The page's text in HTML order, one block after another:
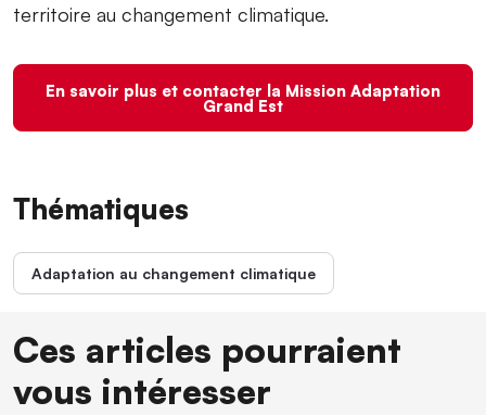
territoire au changement climatique.
En savoir plus et contacter la Mission Adaptation
Grand Est
Thématiques
Adaptation au changement climatique
Ces articles pourraient
vous intéresser